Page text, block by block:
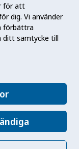
för att
dig. Vi använder
förbättra
ditt samtycke till
nationell
en bättre
att
skydda mot
stärker